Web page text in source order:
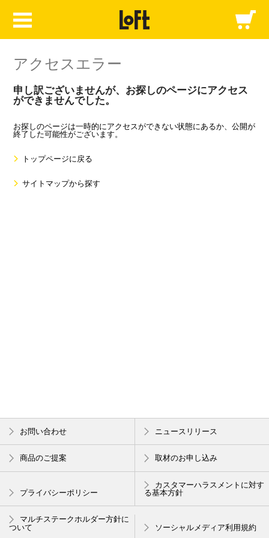
アクセスエラー
申し訳ございませんが、お探しのページにアクセス
ができませんでした。
お探しのページは一時的にアクセスができない状態にあるか、公開が
終了した可能性がございます。
トップページに戻る
サイトマップから探す
お問い合わせ ニュースリリース
商品のご提案 取材のお申し込み
プライバシーポリシー
カスタマーハラスメントに対す
る基本方針
マルチステークホルダー方針に
ついて
ソーシャルメディア利用規約